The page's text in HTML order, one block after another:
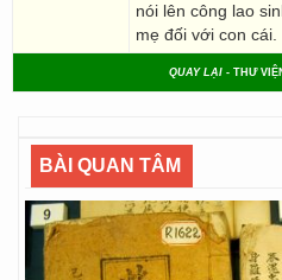
nói lên công lao
mẹ đối với con cái.
QUAY LẠI - THƯ
BÀI QUAN TÂM